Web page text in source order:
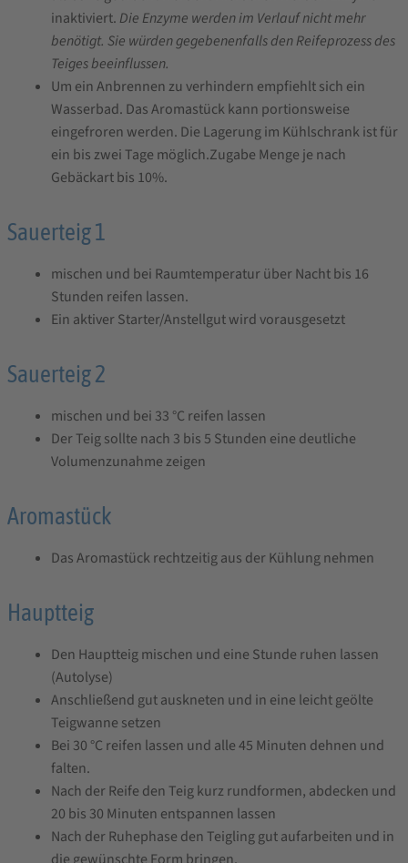
inaktiviert. Die Enzyme werden im Verlauf nicht mehr
benötigt. Sie würden gegebenenfalls den Reifeprozess des
Teiges beeinflussen.
Um ein Anbrennen zu verhindern empfiehlt sich ein
Wasserbad. Das Aromastück kann portionsweise
eingefroren werden. Die Lagerung im Kühlschrank ist für
ein bis zwei Tage möglich.Zugabe Menge je nach
Gebäckart bis 10%.
Sauerteig 1
mischen und bei Raumtemperatur über Nacht bis 16
Stunden reifen lassen.
Ein aktiver Starter/Anstellgut wird vorausgesetzt
Sauerteig 2
mischen und bei 33 °C reifen lassen
Der Teig sollte nach 3 bis 5 Stunden eine deutliche
Volumenzunahme zeigen
Aromastück
Das Aromastück rechtzeitig aus der Kühlung nehmen
Hauptteig
Den Hauptteig mischen und eine Stunde ruhen lassen
(Autolyse)
Anschließend gut auskneten und in eine leicht geölte
Teigwanne setzen
Bei 30 °C reifen lassen und alle 45 Minuten dehnen und
falten.
Nach der Reife den Teig kurz rundformen, abdecken und
20 bis 30 Minuten entspannen lassen
Nach der Ruhephase den Teigling gut aufarbeiten und in
die gewünschte Form bringen.